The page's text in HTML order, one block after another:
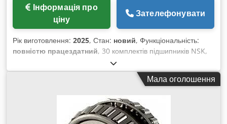
ціну
Зателефонувати
Рік виготовлення: 2025, Стан: новий, Функціональність:
повністю працездатний, 30 комплектів підшипників NSK,
виготовлених у Японії, модель 30TAC62B. Абсолютно нові.
Csdpfsvmrf Hex Ai Ssrf
Мала оголошення